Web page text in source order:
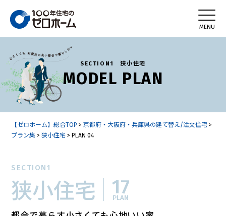
MODEL PLAN
SECTION1 狭小住宅
【ゼロホーム】総合TOP >京都府・大阪府・兵庫県の建て替え/注文住宅 >
プラン集 >狭小住宅 > PLAN 04
SECTION1
狭小住宅 17
PLAN